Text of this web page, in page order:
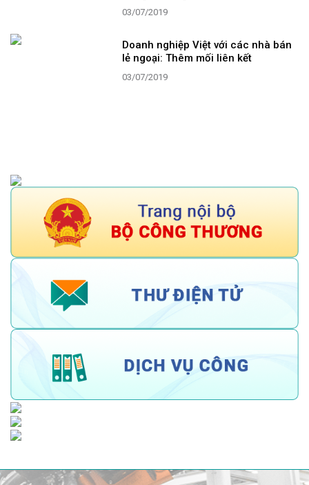
03/07/2019
Doanh nghiệp Việt với các nhà bán
lẻ ngoại: Thêm mối liên kết
03/07/2019